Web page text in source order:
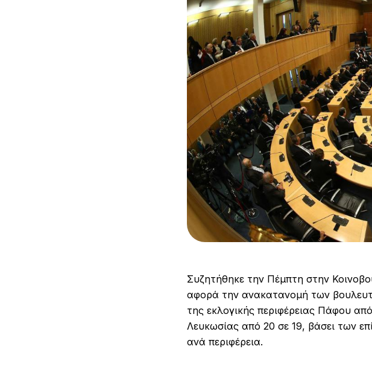
Συζητήθηκε την Πέμπτη στην
αφορά την ανακατανομή των
της εκλογικής περιφέρειας Πάφου
Λευκωσίας από 20 σε 19, βάσει των
ανά περιφέρεια.